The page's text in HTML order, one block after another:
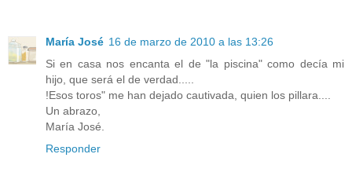
María José 16 de marzo de 2010 a las 13:26
Si en casa nos encanta el de "la piscina" como decía mi
hijo, que será el de verdad.....
!Esos toros" me han dejado cautivada, quien los pillara....
Un abrazo,
María José.
Responder